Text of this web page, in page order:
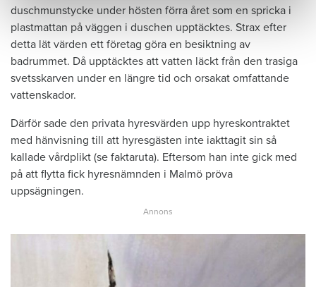
duschmunstycke under hösten förra året som en spricka i
plastmattan på väggen i duschen upptäcktes. Strax efter
detta lät värden ett företag göra en besiktning av
badrummet. Då upptäcktes att vatten läckt från den trasiga
svetsskarven under en längre tid och orsakat omfattande
vattenskador.
Därför sade den privata hyresvärden upp hyreskontraktet
med hänvisning till att hyresgästen inte iakttagit sin så
kallade vårdplikt (se faktaruta). Eftersom han inte gick med
på att flytta fick hyresnämnden i Malmö pröva
uppsägningen.